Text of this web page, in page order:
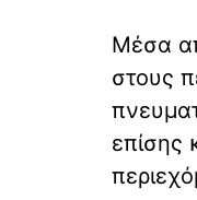
Μέσα
στους
επίσης